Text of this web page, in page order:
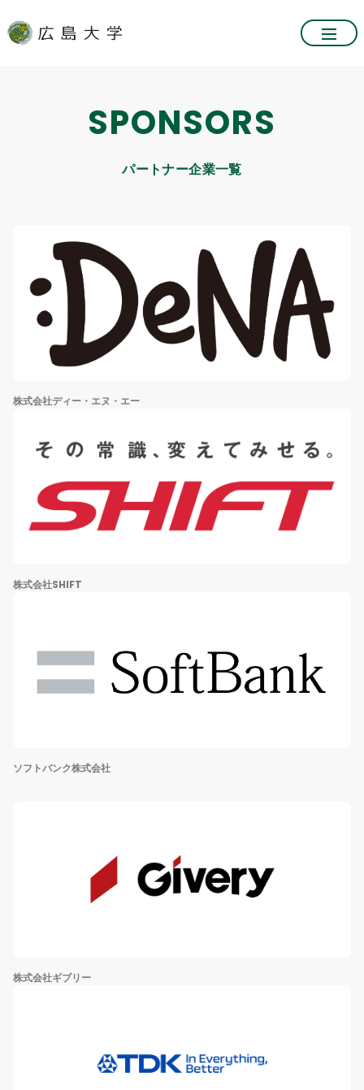
SPONSORS
パートナー企業一覧
株式会社ディー・エヌ・エー
株式会社SHIFT
ソフトバンク株式会社
株式会社ギブリー